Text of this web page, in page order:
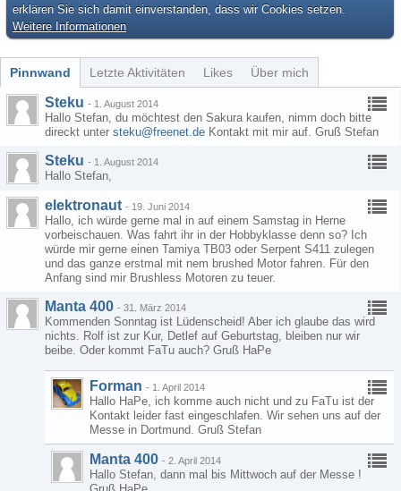
erklären Sie sich damit einverstanden, dass wir Cookies setzen.
Weitere Informationen
Pinnwand Letzte Aktivitäten Likes Über mich
Steku - 1. August 2014
Hallo Stefan, du möchtest den Sakura kaufen, nimm doch bitte
direckt unter steku@freenet.de Kontakt mit mir auf. Gruß Stefan
Steku - 1. August 2014
Hallo Stefan,
elektronaut - 19. Juni 2014
Hallo, ich würde gerne mal in auf einem Samstag in Herne
vorbeischauen. Was fahrt ihr in der Hobbyklasse denn so? Ich
würde mir gerne einen Tamiya TB03 oder Serpent S411 zulegen
und das ganze erstmal mit nem brushed Motor fahren. Für den
Anfang sind mir Brushless Motoren zu teuer.
Manta 400 - 31. März 2014
Kommenden Sonntag ist Lüdenscheid! Aber ich glaube das wird
nichts. Rolf ist zur Kur, Detlef auf Geburtstag, bleiben nur wir
beibe. Oder kommt FaTu auch? Gruß HaPe
Forman - 1. April 2014
Hallo HaPe, ich komme auch nicht und zu FaTu ist der
Kontakt leider fast eingeschlafen. Wir sehen uns auf der
Messe in Dortmund. Gruß Stefan
Manta 400 - 2. April 2014
Hallo Stefan, dann mal bis Mittwoch auf der Messe !